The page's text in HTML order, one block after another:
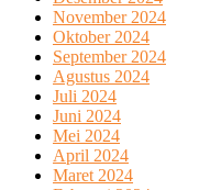
November 2024
Oktober 2024
September 2024
Agustus 2024
Juli 2024
Juni 2024
Mei 2024
April 2024
Maret 2024